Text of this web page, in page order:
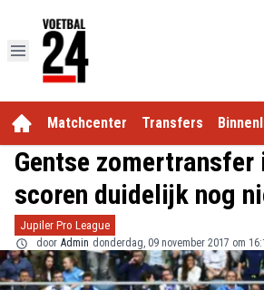
Matchcenter Transfers
Gentse zomertransfer
scoren duidelijk nog
Jupiler Pro League
door Admin donderdag, 09 november 2017 om